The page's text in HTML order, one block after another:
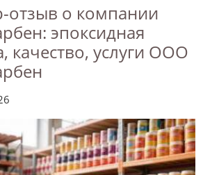
отзыв о компании
эпоксидная
качество, услуги ООО